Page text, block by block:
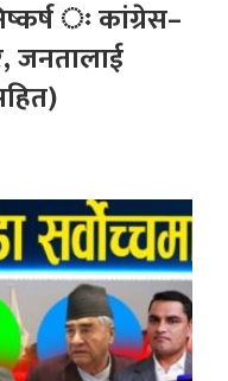
ः कांग्रेस–
जनतालाई